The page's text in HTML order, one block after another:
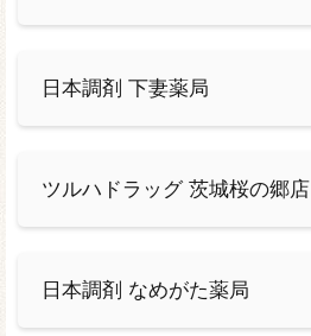
日本調剤 下妻薬局
ツルハドラッグ 茨城桜の郷店
日本調剤 なめがた薬局